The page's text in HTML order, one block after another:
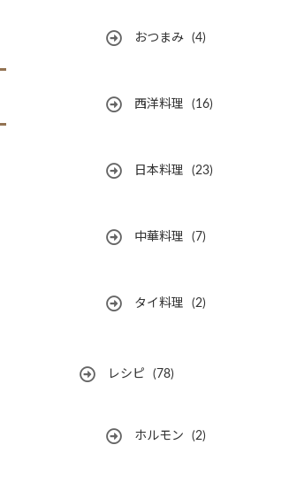
おつまみ (4)
西洋料理 (16)
日本料理 (23)
中華料理 (7)
タイ料理 (2)
レシピ (78)
ホルモン (2)